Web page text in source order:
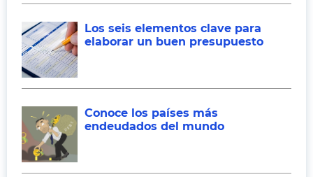
Los seis elementos clave para
elaborar un buen presupuesto
Conoce los países más
endeudados del mundo